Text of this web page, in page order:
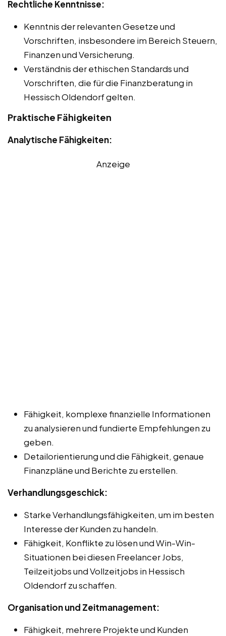
Rechtliche Kenntnisse:
Kenntnis der relevanten Gesetze und
Vorschriften, insbesondere im Bereich Steuern,
Finanzen und Versicherung.
Verständnis der ethischen Standards und
Vorschriften, die für die Finanzberatung in
Hessisch Oldendorf gelten.
Praktische Fähigkeiten
Analytische Fähigkeiten:
Anzeige
Fähigkeit, komplexe finanzielle Informationen
zu analysieren und fundierte Empfehlungen zu
geben.
Detailorientierung und die Fähigkeit, genaue
Finanzpläne und Berichte zu erstellen.
Verhandlungsgeschick:
Starke Verhandlungsfähigkeiten, um im besten
Interesse der Kunden zu handeln.
Fähigkeit, Konflikte zu lösen und Win-Win-
Situationen bei diesen Freelancer Jobs,
Teilzeitjobs und Vollzeitjobs in Hessisch
Oldendorf zu schaffen.
Organisation und Zeitmanagement:
Fähigkeit, mehrere Projekte und Kunden